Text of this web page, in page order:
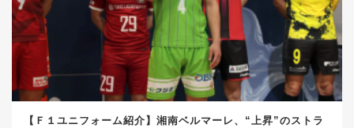
【Ｆ１ユニフォーム紹介】湘南ベルマーレ、“上昇”のストラ